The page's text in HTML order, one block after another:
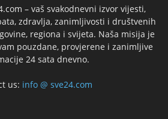
– vaš svakodnevni izvor vijesti,
zdravlja, zanimljivosti i društvenih
regiona i svijeta. Naša misija je
pouzdane, provjerene i zanimljive
24 sata dnevno.
us: info @ sve24.com